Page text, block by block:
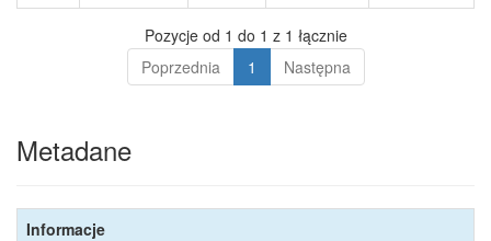
Pozycje od 1 do 1 z 1 łącznie
Poprzednia
1 Następna
Metadane
Informacje